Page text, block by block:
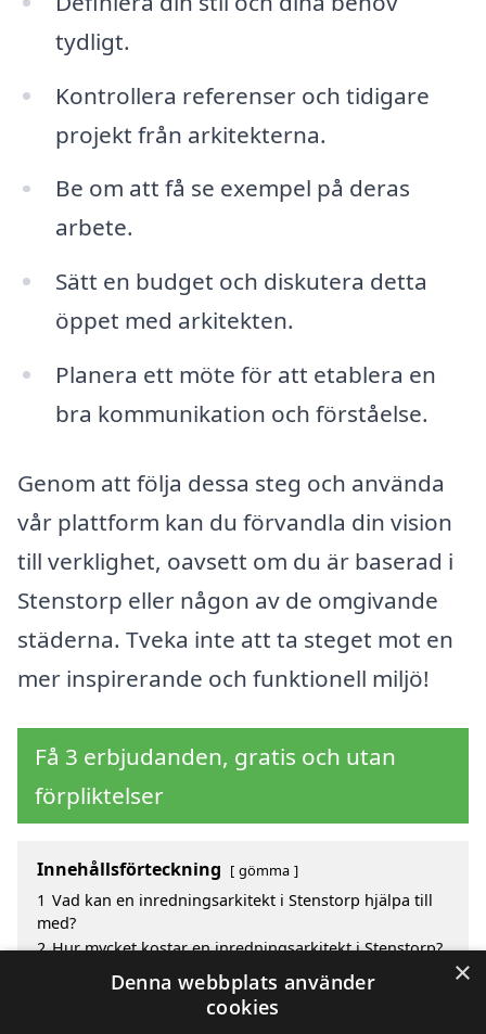
tydligt.
Kontrollera referenser och tidigare
projekt från arkitekterna.
Be om att få se exempel på deras
arbete.
Sätt en budget och diskutera detta
öppet med arkitekten.
Planera ett möte för att etablera en
bra kommunikation och förståelse.
Genom att följa dessa steg och använda
vår plattform kan du förvandla din vision
till verklighet, oavsett om du är baserad i
Stenstorp eller någon av de omgivande
städerna. Tveka inte att ta steget mot en
mer inspirerande och funktionell miljö!
Få 3 erbjudanden, gratis och utan
förpliktelser
Innehållsförteckning gömma
1 Vad kan en inredningsarkitekt i Stenstorp hjälpa till
med?
2 Hur mycket kostar en inredningsarkitekt i Stenstorp?
Fördelar med att välja inredningsarkitekt i Stenstorp
Sök efter en skicklig inredningsarkitekt i de
omgivande städerna Stenstorp
×
Denna webbplats använder
cookies